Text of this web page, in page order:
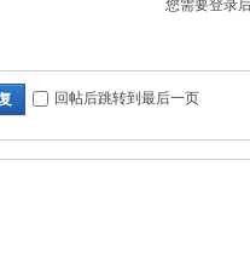
您需要登录
回帖后跳转到最后一页